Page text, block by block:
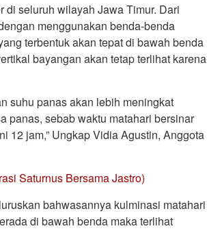
di seluruh wilayah Jawa Timur. Dari
menggunakan benda-benda
terbentuk akan tepat di bawah benda
bayangan akan tetap terlihat karena
suhu panas akan lebih meningkat
panas, sebab waktu matahari bersinar
12 jam,” Ungkap Vidia Agustin, Anggota
Saturnus Bersama Jastro)
bahwasannya kulminasi matahari
di bawah benda maka terlihat